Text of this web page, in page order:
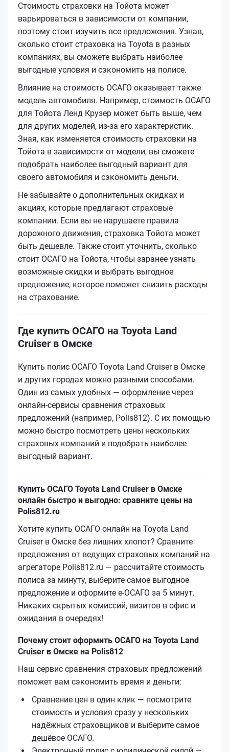
Стоимость страховки на Тойота может
варьироваться в зависимости от компании,
поэтому стоит изучить все предложения. Узнав,
сколько стоит страховка на Toyota в разных
компаниях, вы сможете выбрать наиболее
выгодные условия и сэкономить на полисе.
Влияние на стоимость ОСАГО оказывает также
модель автомобиля. Например, стоимость ОСАГО
для Тойота Ленд Крузер может быть выше, чем
для других моделей, из-за его характеристик.
Зная, как изменяется стоимость страховки на
Тойота в зависимости от модели, вы сможете
подобрать наиболее выгодный вариант для
своего автомобиля и сэкономить деньги.
Не забывайте о дополнительных скидках и
акциях, которые предлагают страховые
компании. Если вы не нарушаете правила
дорожного движения, страховка Тойота может
быть дешевле. Также стоит уточнить, сколько
стоит ОСАГО на Тойота, чтобы заранее узнать
возможные скидки и выбрать выгодное
предложение, которое поможет снизить расходы
на страхование.
Где купить ОСАГО на Toyota Land
Cruiser в Омске
Купить полис ОСАГО Toyota Land Cruiser в Омске
и других городах можно разными способами.
Один из самых удобных — оформление через
онлайн-сервисы сравнения страховых
предложений (например, Polis812). С их помощью
можно быстро посмотреть цены нескольких
страховых компаний и подобрать наиболее
выгодный вариант.
Купить ОСАГО Toyota Land Cruiser в Омске
онлайн быстро и выгодно: сравните цены на
Polis812.ru
Хотите купить ОСАГО онлайн на Toyota Land
Cruiser в Омске без лишних хлопот? Сравните
предложения от ведущих страховых компаний на
агрегаторе Polis812.ru — рассчитайте стоимость
полиса за минуту, выберите самое выгодное
предложение и оформите е‑ОСАГО за 5 минут.
Никаких скрытых комиссий, визитов в офис и
ожидания в очередях!
Почему стоит оформить ОСАГО на Toyota Land
Cruiser в Омске на Polis812
Наш сервис сравнения страховых предложений
поможет вам сэкономить время и деньги:
Сравнение цен в один клик — посмотрите
стоимость и условия сразу у нескольких
надёжных страховщиков и выберите самое
дешёвое ОСАГО.